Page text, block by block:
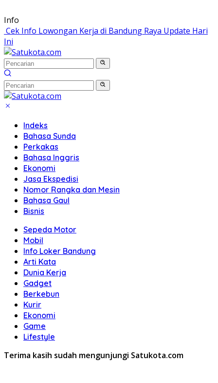
Langsung
ke
konten
Info
Cek Info Lowongan Kerja di Bandung Raya Update Hari
Ini
Indeks
Bahasa Sunda
Perkakas
Bahasa Inggris
Ekonomi
Jasa Ekspedisi
Nomor Rangka dan Mesin
Bahasa Gaul
Bisnis
Sepeda Motor
Mobil
Info Loker Bandung
Arti Kata
Dunia Kerja
Gadget
Berkebun
Kurir
Ekonomi
Game
Lifestyle
Terima kasih sudah mengunjungi Satukota.com